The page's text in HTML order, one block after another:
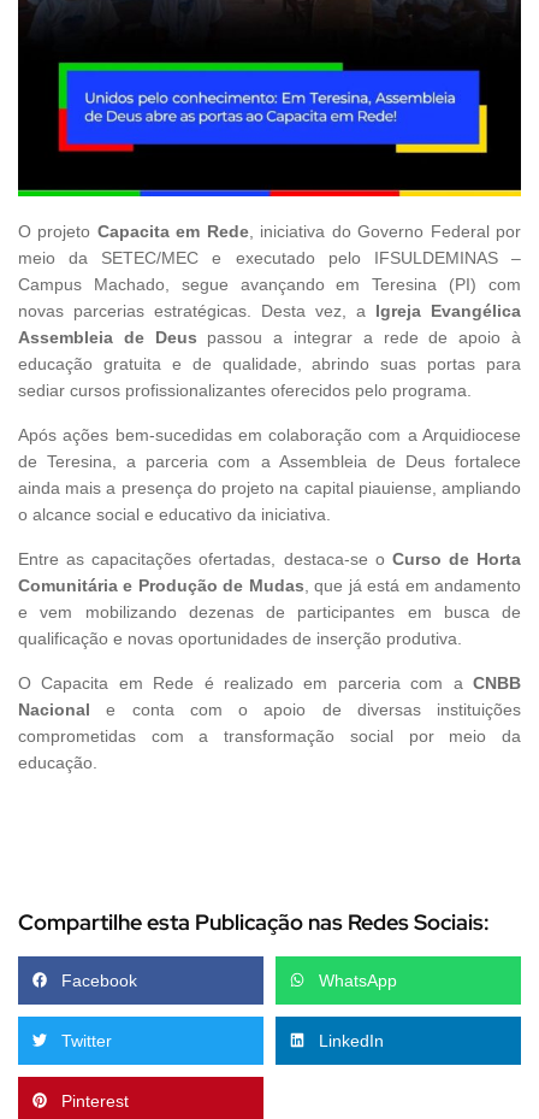
O projeto Capacita em Rede, iniciativa do Governo Federal por
meio da SETEC/MEC e executado pelo IFSULDEMINAS –
Campus Machado, segue avançando em Teresina (PI) com
novas parcerias estratégicas. Desta vez, a Igreja Evangélica
Assembleia de Deus passou a integrar a rede de apoio à
educação gratuita e de qualidade, abrindo suas portas para
sediar cursos profissionalizantes oferecidos pelo programa.
Após ações bem-sucedidas em colaboração com a Arquidiocese
de Teresina, a parceria com a Assembleia de Deus fortalece
ainda mais a presença do projeto na capital piauiense, ampliando
o alcance social e educativo da iniciativa.
Entre as capacitações ofertadas, destaca-se o Curso de Horta
Comunitária e Produção de Mudas , que já está em andamento
e vem mobilizando dezenas de participantes em busca de
qualificação e novas oportunidades de inserção produtiva.
O Capacita em Rede é realizado em parceria com a CNBB
Nacional e conta com o apoio de diversas instituições
comprometidas com a transformação social por meio da
educação.
Compartilhe esta Publicação nas Redes Sociais:
Facebook WhatsApp
Twitter LinkedIn
Pinterest